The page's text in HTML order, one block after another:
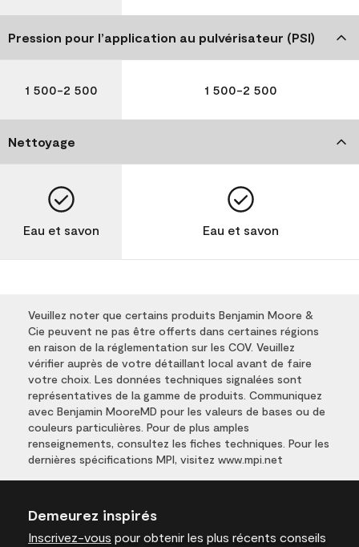
Pression pour l’application au pulvérisateur (PSI)
1 500-2 500 1 500-2 500
Nettoyage
Eau et savon Eau et savon
Veuillez noter que certains produits Benjamin Moore &
Cie peuvent ne pas être offerts dans certaines régions
en raison de la réglementation sur les COV. Veuillez
vérifier auprès de votre détaillant local avant de faire
votre choix. Les données techniques signalées sont
représentatives de la gamme de produits. Communiquez
avec Benjamin MooreMD pour les valeurs de bases ou de
couleurs particulières. Pour de plus amples
renseignements, consultez les fiches techniques. Pour les
dernières spécifications MPI, visitez www.mpi.net
Demeurez inspirés
Inscrivez-vous pour obtenir les plus récents conseils